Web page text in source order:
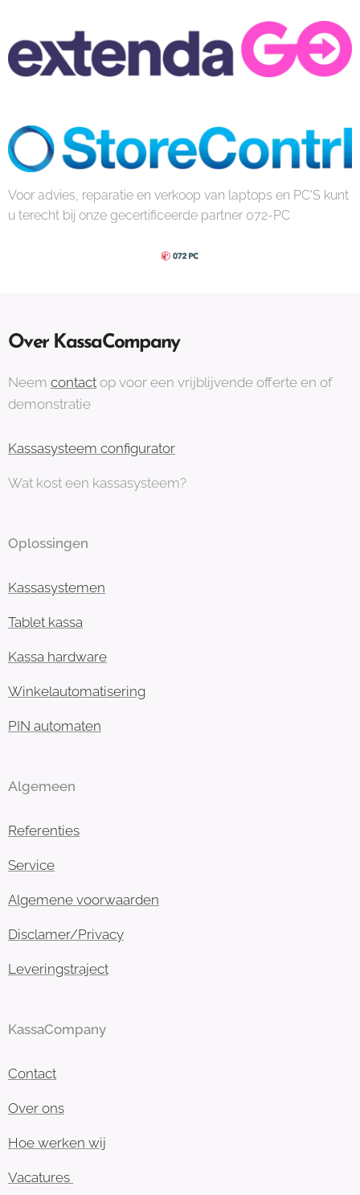
Voor advies, reparatie en verkoop van laptops en PC'S kunt
u terecht bij onze gecertificeerde partner 072-PC
Over KassaCompany
Neem contact op voor een vrijblijvende offerte en of
demonstratie
Kassasysteem configurator
Wat kost een kassasysteem?
Oplossingen
Kassasystemen
Tablet kassa
Kassa hardware
Winkelautomatisering
PIN automaten
Algemeen
Referenties
Service
Algemene voorwaarden
Disclamer/Privacy
Leveringstraject
KassaCompany
Contact
Over ons
Hoe werken wij
Vacatures